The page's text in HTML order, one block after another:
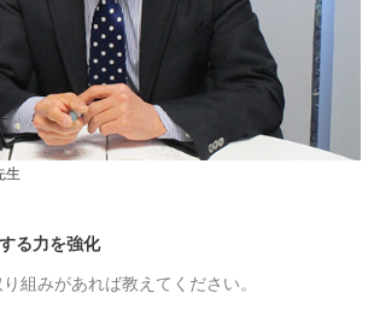
生
る力を強化
組みがあれば教えてください。